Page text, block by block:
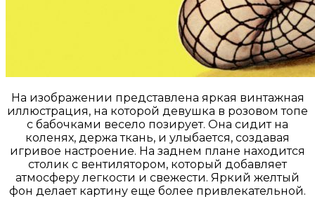
На изображении представлена яркая винтажная
иллюстрация, на которой девушка в розовом топе
с бабочками весело позирует. Она сидит на
коленях, держа ткань, и улыбается, создавая
игривое настроение. На заднем плане находится
столик с вентилятором, который добавляет
атмосферу легкости и свежести. Яркий желтый
фон делает картину еще более привлекательной.